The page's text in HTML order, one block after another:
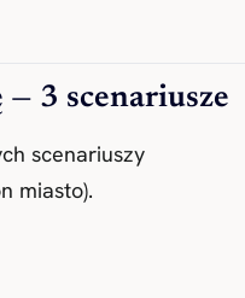
— 3 scenariusze
scenariuszy
miasto).